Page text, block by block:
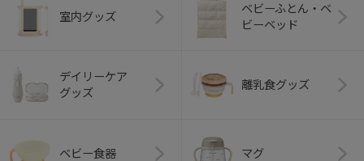
室内グッズ
ベビーふとん・ベ
ビーベッド
デイリーケア
グッズ
離乳食グッズ
ベビー食器 マグ